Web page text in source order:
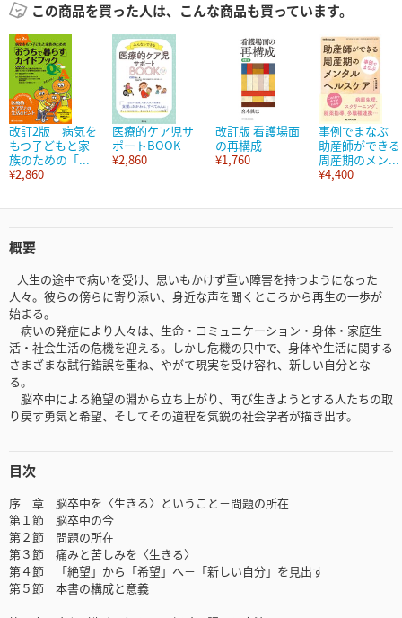
この商品を買った人は、こんな商品も買っています。
改訂2版 病気を
もつ子どもと家
族のための「...
¥2,860
医療的ケア児サ
ポートBOOK
¥2,860
改訂版 看護場面
の再構成
¥1,760
事例でまなぶ
助産師ができる
周産期のメン...
¥4,400
概要
人生の途中で病いを受け、思いもかけず重い障害を持つようになった
人々。彼らの傍らに寄り添い、身近な声を聞くところから再生の一歩が
始まる。
病いの発症により人々は、生命・コミュニケーション・身体・家庭生
活・社会生活の危機を迎える。しかし危機の只中で、身体や生活に関する
さまざまな試行錯誤を重ね、やがて現実を受け容れ、新しい自分とな
る。
脳卒中による絶望の淵から立ち上がり、再び生きようとする人たちの取
り戻す勇気と希望、そしてその道程を気鋭の社会学者が描き出す。
目次
序 章 脳卒中を〈生きる〉ということ－問題の所在
第１節 脳卒中の今
第２節 問題の所在
第３節 痛みと苦しみを〈生きる〉
第４節 「絶望」から「希望」へ－「新しい自分」を見出す
第５節 本書の構成と意義